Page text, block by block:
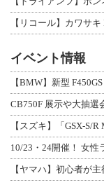
【リコール】カワサ
イベント情報
【BMW】新型
CB750F 展示や大抽選
【スズキ】「GSX-S/
10/23・24開催！ 女性
【ヤマハ】初心者が